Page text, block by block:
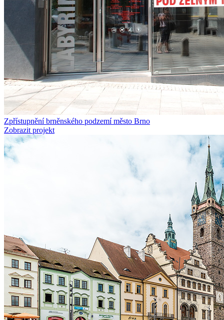
Zpřístupnění brněnského podzemí město Brno
Zobrazit projekt